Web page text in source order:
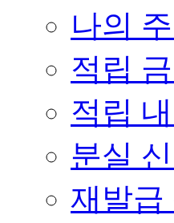
나의
적립
적립
분실
재발급